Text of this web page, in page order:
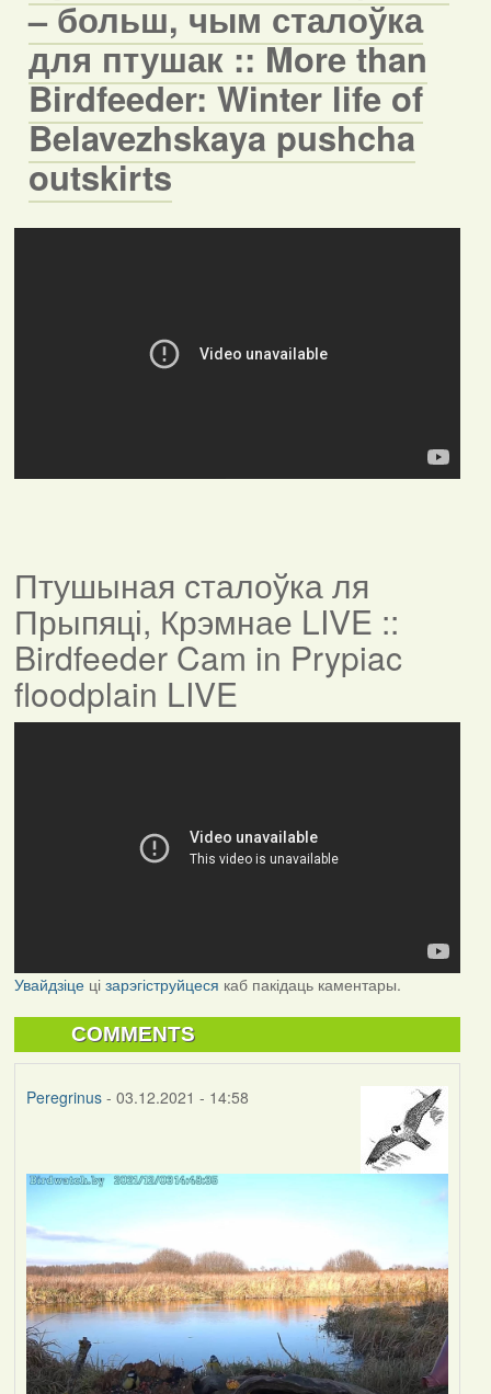
– больш, чым сталоўка
для птушак :: More than
Birdfeeder: Winter life of
Belavezhskaya pushcha
outskirts
Птушыная сталоўка ля
Прыпяці, Крэмнае LIVE ::
Birdfeeder Cam in Prypiac
floodplain LIVE
Увайдзіцеці зарэгіструйцеся каб пакідаць каментары.
COMMENTS
Peregrinus- 03.12.2021 - 14:58